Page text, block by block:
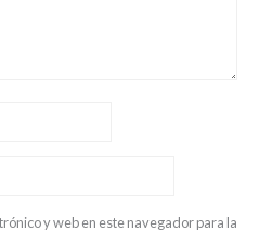
y web en este navegador para la